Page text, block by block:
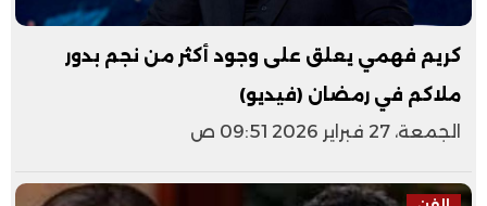
كريم فهمي يعلق على وجود أكثر من نجم بدور
ملاكم في رمضان (فيديو)
الجمعة، 27 فبراير 2026 09:51 ص